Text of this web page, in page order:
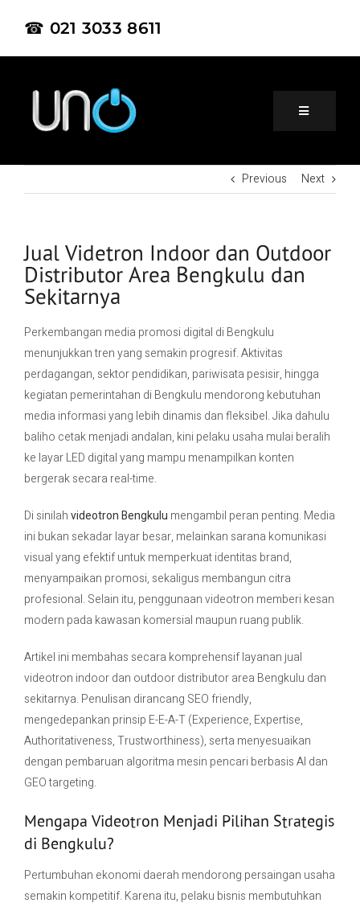
☎ 021 3033 8611
Home
Project
Contact Us
Previous Next
Jual Videtron Indoor dan Outdoor
Distributor Area Bengkulu dan
Sekitarnya
Perkembangan media promosi digital di Bengkulu
menunjukkan tren yang semakin progresif. Aktivitas
perdagangan, sektor pendidikan, pariwisata pesisir, hingga
kegiatan pemerintahan di Bengkulu mendorong kebutuhan
media informasi yang lebih dinamis dan fleksibel. Jika dahulu
baliho cetak menjadi andalan, kini pelaku usaha mulai beralih
ke layar LED digital yang mampu menampilkan konten
bergerak secara real-time.
Di sinilahvideotron Bengkulu mengambil peran penting. Media
ini bukan sekadar layar besar, melainkan sarana komunikasi
visual yang efektif untuk memperkuat identitas brand,
menyampaikan promosi, sekaligus membangun citra
profesional. Selain itu, penggunaan videotron memberi kesan
modern pada kawasan komersial maupun ruang publik.
Artikel ini membahas secara komprehensif layanan jual
videotron indoor dan outdoor distributor area Bengkulu dan
sekitarnya. Penulisan dirancang SEO friendly,
mengedepankan prinsip E-E-A-T (Experience, Expertise,
Authoritativeness, Trustworthiness), serta menyesuaikan
dengan pembaruan algoritma mesin pencari berbasis AI dan
GEO targeting.
Mengapa Videotron Menjadi Pilihan Strategis
di Bengkulu?
Pertumbuhan ekonomi daerah mendorong persaingan usaha
semakin kompetitif. Karena itu, pelaku bisnis membutuhkan